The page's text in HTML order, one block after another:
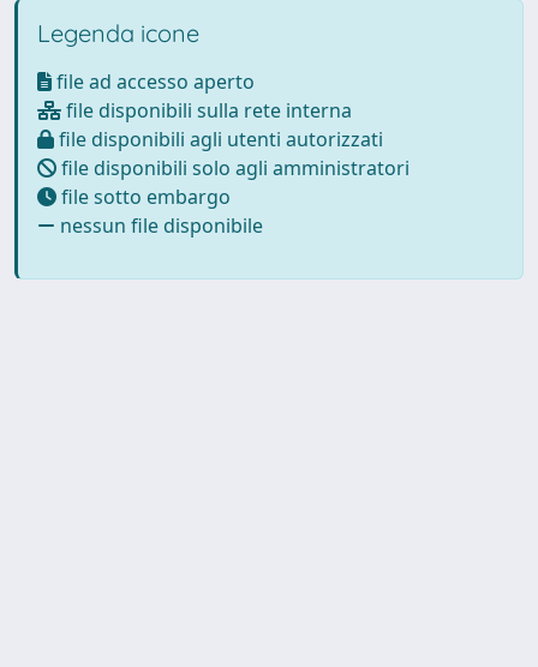
Legenda icone
file ad accesso aperto
file disponibili sulla rete interna
file disponibili agli utenti autorizzati
file disponibili solo agli amministratori
file sotto embargo
nessun file disponibile